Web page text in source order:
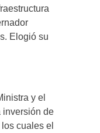
Elogió su
y el
inversión de
cuales el